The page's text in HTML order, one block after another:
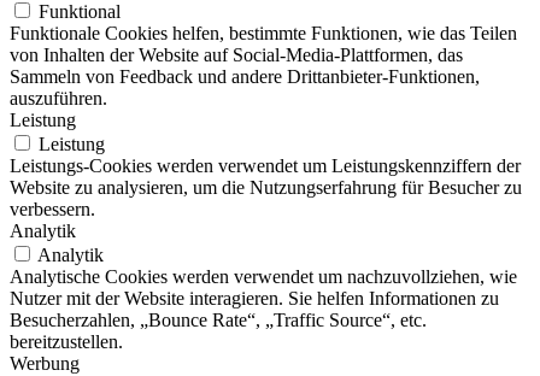
Funktional
Funktionale Cookies helfen, bestimmte Funktionen, wie das Teilen
von Inhalten der Website auf Social-Media-Plattformen, das
Sammeln von Feedback und andere Drittanbieter-Funktionen,
auszuführen.
Leistung
Leistung
Leistungs-Cookies werden verwendet um Leistungskennziffern der
Website zu analysieren, um die Nutzungserfahrung für Besucher zu
verbessern.
Analytik
Analytik
Analytische Cookies werden verwendet um nachzuvollziehen, wie
Nutzer mit der Website interagieren. Sie helfen Informationen zu
Besucherzahlen, „Bounce Rate“, „Traffic Source“, etc.
bereitzustellen.
Werbung